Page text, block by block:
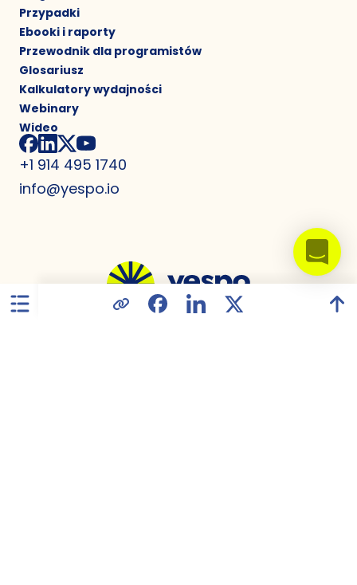
Przypadki
Ebooki i raporty
Przewodnik dla programistów
Glosariusz
Kalkulatory wydajności
Webinary
Wideo
+1 914 495 1740
info@yespo.io